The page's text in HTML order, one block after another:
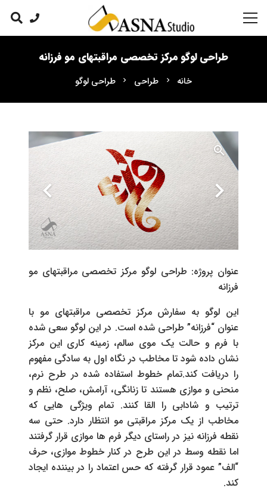
طراحی لوگو مرکز تخصصی مراقبتهای مو فرزانه
خانه chevron_right طراحی chevron_right طراحی لوگو
عنوان پروژه: طراحی لوگو مرکز تخصصی مراقبتهای مو
فرزانه
این لوگو به سفارش مرکز تخصصی مراقبتهای مو با
عنوان “فرزانه” طراحی شده است. در این لوگو سعی شده
با فرم و حالت یک موی سالم، زمینه کاری این مرکز
نشان داده شود تا مخاطب در نگاه اول به سادگی مفهوم
را دریافت کند.تمام خطوط استفاده شده در طرح نرم،
منحنی و موازی هستند تا زنانگی، آرامش، صلح، نظم و
ترتیب و شادابی را القا کنند. تمام ویژگی هایی که
مخاطب از یک مرکز مراقبتی مو انتظار دارد. حتی سه
نقطه فرزانه نیز در راستای دیگر فرم ها موازی قرار گرفتند
اما نقطه وسط در این طرح در کنار خطوط موازی، حرف
“الف” عمود قرار گرفته که حس اعتماد را در بیننده ایجاد
کند.